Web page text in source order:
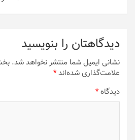
دیدگاهتان را بنویسید
نشانی ایمیل شما منتشر نخواهد شد.
علامت‌گذاری شده‌اند*
دیدگاه*